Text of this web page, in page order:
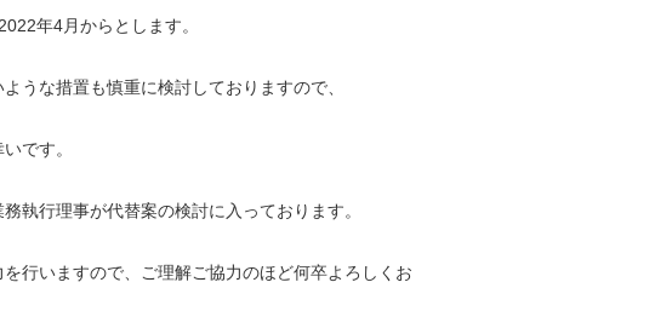
年4月からとします。
うな措置も慎重に検討しておりますので、
です。
執行理事が代替案の検討に入っております。
行いますので、ご理解ご協力のほど何卒よろしくお